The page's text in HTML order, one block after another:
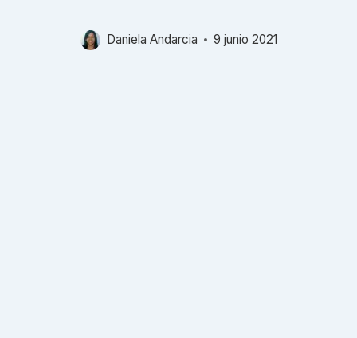
Daniela Andarcia 9 junio 2021